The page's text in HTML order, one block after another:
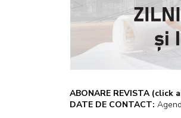
ABONARE REVISTA (click
DATE DE CONTACT: